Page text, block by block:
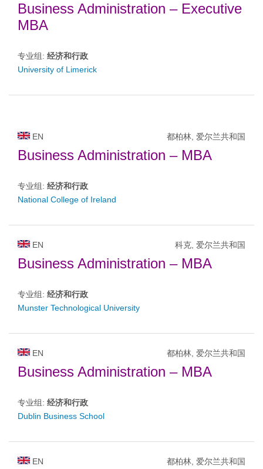
Business Administration – Executive
MBA
专业组: 经济和行政
University of Limerick
EN 都柏林, 爱尔兰共和国
Business Administration – MBA
专业组: 经济和行政
National College of Ireland
EN 科克, 爱尔兰共和国
Business Administration – MBA
专业组: 经济和行政
Munster Technological University
EN 都柏林, 爱尔兰共和国
Business Administration – MBA
专业组: 经济和行政
Dublin Business School
EN 都柏林, 爱尔兰共和国